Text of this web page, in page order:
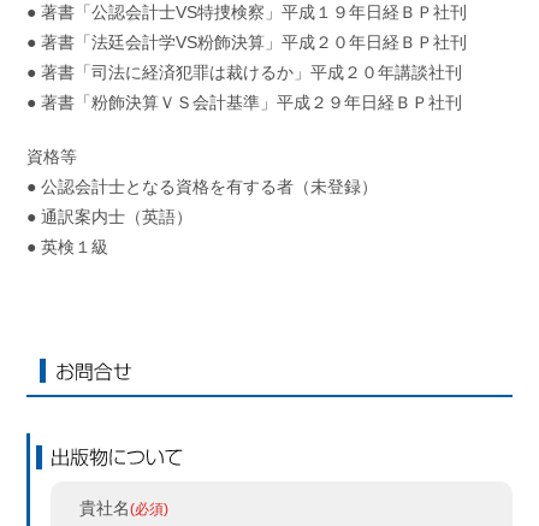
● 著書「公認会計士VS特捜検察」平成１９年日経ＢＰ社刊
● 著書「法廷会計学VS粉飾決算」平成２０年日経ＢＰ社刊
● 著書「司法に経済犯罪は裁けるか」平成２０年講談社刊
● 著書「粉飾決算ＶＳ会計基準」平成２９年日経ＢＰ社刊
資格等
● 公認会計士となる資格を有する者（未登録）
● 通訳案内士（英語）
● 英検１級
貴社名(必須)